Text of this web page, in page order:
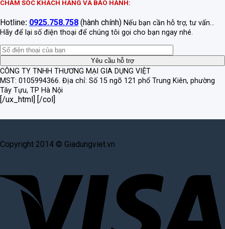
CHĂM SÓC KHÁCH HÀNG VÀ BẢO HÀNH:
Hotline: 0925.758.758 (hành chính) Nếu bạn cần hỗ trợ, tư vấn...
Hãy để lại số điện thoại để chúng tôi gọi cho bạn ngay nhé.
CÔNG TY TNHH THƯƠNG MẠI GIA DỤNG VIỆT
MST: 0105994366. Địa chỉ: Số 15 ngõ 121 phố Trung Kiên, phường
Tây Tựu, TP Hà Nội
[/ux_html] [/col]
Copyright 2014 © Giadungviet.vn